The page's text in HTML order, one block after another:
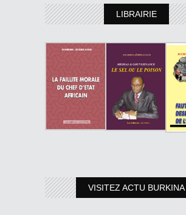
LIBRAIRIE
VISITEZ ACTU BURKINA